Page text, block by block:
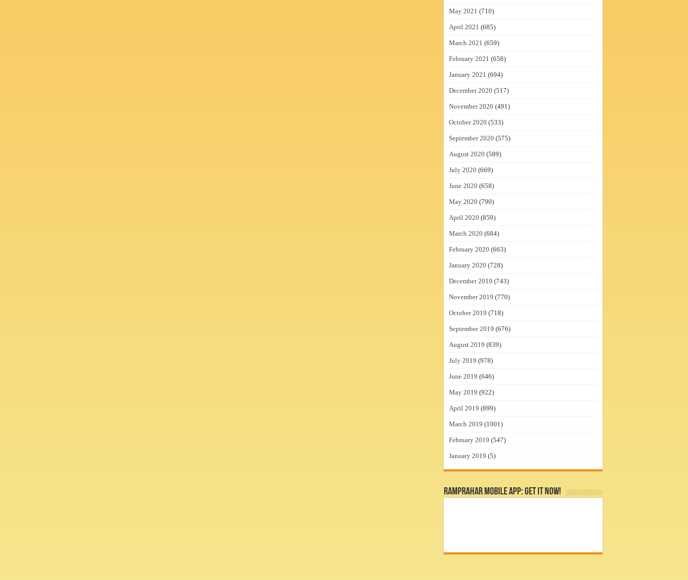
May 2021 (710)
April 2021 (685)
March 2021 (659)
February 2021 (658)
January 2021 (694)
December 2020 (517)
November 2020 (491)
October 2020 (533)
September 2020 (575)
August 2020 (589)
July 2020 (669)
June 2020 (658)
May 2020 (790)
April 2020 (859)
March 2020 (684)
February 2020 (663)
January 2020 (728)
December 2019 (743)
November 2019 (770)
October 2019 (718)
September 2019 (676)
August 2019 (839)
July 2019 (978)
June 2019 (646)
May 2019 (922)
April 2019 (899)
March 2019 (1001)
February 2019 (547)
January 2019 (5)
RamPrahar Mobile App: Get it Now!